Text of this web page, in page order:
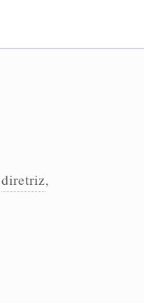
diretriz,